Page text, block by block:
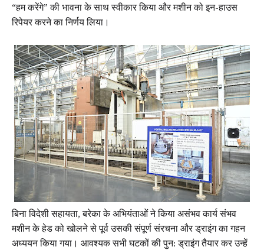
“हम करेंगे” की भावना के साथ स्वीकार किया और मशीन को इन-हाउस
रिपेयर करने का निर्णय लिया।
बिना विदेशी सहायता, बरेका के अभियंताओं ने किया असंभव कार्य संभव
मशीन के हेड को खोलने से पूर्व उसकी संपूर्ण संरचना और ड्राइंग का गहन
अध्ययन किया गया। आवश्यक सभी घटकों की पुन: ड्राइंग तैयार कर उन्हें